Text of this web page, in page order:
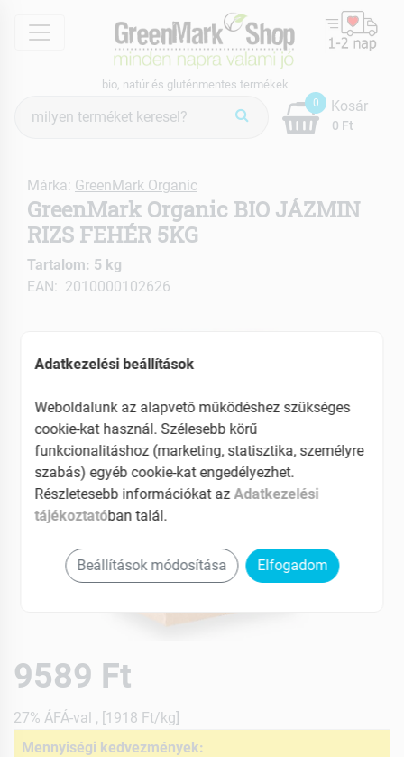
menu
bio, natúr és gluténmentes termékek
keresés
0
0 Ft
Kosár
Márka: GreenMark Organic
GreenMark Organic BIO JÁZMIN
RIZS FEHÉR 5KG
Tartalom: 5 kg
EAN: 2010000102626
9589 Ft
27% ÁFÁ-val , [1918 Ft/kg]
Mennyiségi kedvezmények:
Adatkezelési beállítások
Weboldalunk az alapvető működéshez szükséges
cookie-kat használ. Szélesebb körű
funkcionalitáshoz (marketing, statisztika, személyre
szabás) egyéb cookie-kat engedélyezhet.
Részletesebb információkat az Adatkezelési
tájékoztatóban talál.
Beállítások módosítása Elfogadom